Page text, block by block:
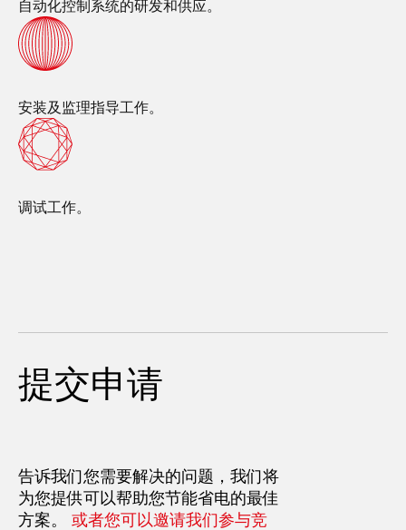
自动化控制系统的研发和供应。
安装及监理指导工作。
调试工作。
提交申请
告诉我们您需要解决的问题，我们将
为您提供可以帮助您节能省电的最佳
方案。 或者您可以邀请我们参与竞